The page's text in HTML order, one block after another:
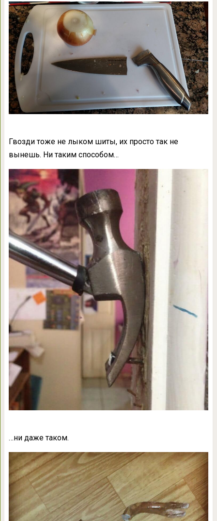
Гвозди тоже не лыком шиты, их просто так не
вынешь. Ни таким способом…
…ни даже таком.